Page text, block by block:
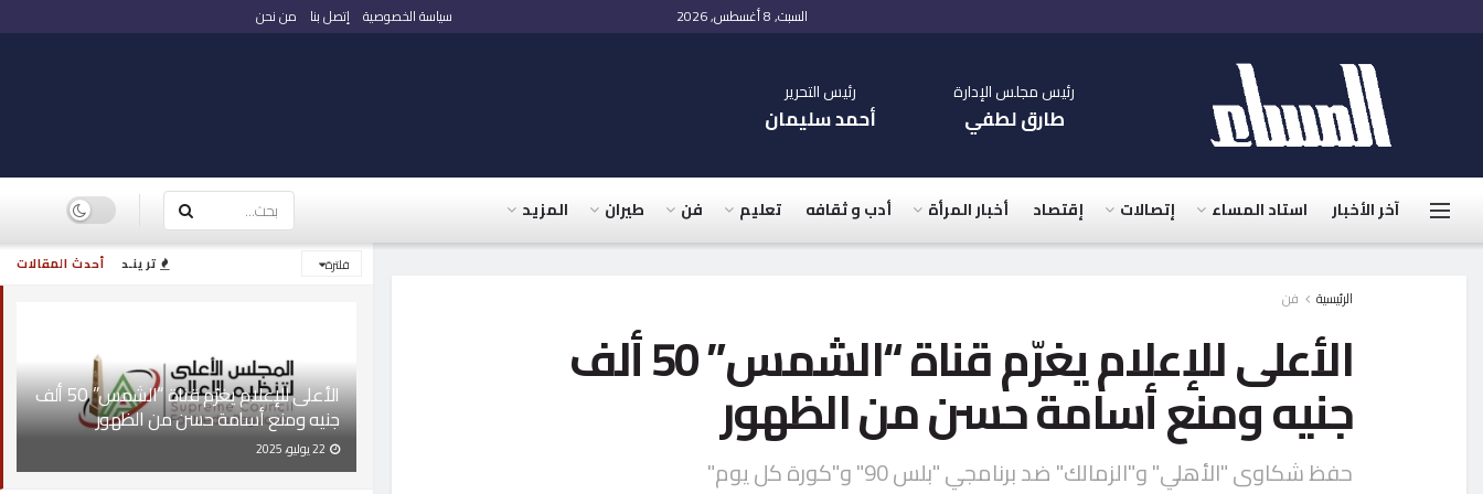
أحدث المقالات ترينـد فلترة
الأعلى للإعلام يغرّم قناة “الشمس” 50 ألف
جنيه ومنع أسامة حسن من الظهور
السبت, 8 أغسطس, 2026 سياسة الخصوصية إتصل بنا من نحن
رئيس مجلس الإدارة
طارق لطفي
رئيس التحرير
أحمد سليمان
آخر الأخبار استاد المساء إتصالات إقتصاد أخبار المرأة أدب و ثقافه تعليم فن طيران المزيد
الرئيسية فن
الأعلى للإعلام يغرّم قناة “الشمس” 50 ألف
جنيه ومنع أسامة حسن من الظهور
حفظ شكاوى "الأهلي" و"الزمالك" ضد برنامجي "بلس 90" و"كورة كل يوم"